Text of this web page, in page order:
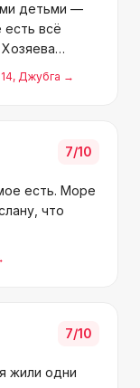
детьми —
есть всё
большое им
, Джубга →
7/10
есть. Море
что
7/10
жили одни